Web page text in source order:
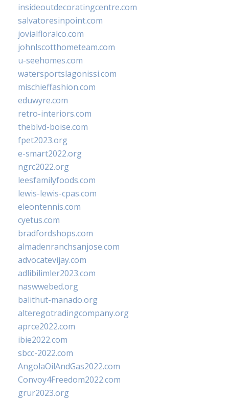
insideoutdecoratingcentre.com
salvatoresinpoint.com
jovialfloralco.com
johnlscotthometeam.com
u-seehomes.com
watersportslagonissi.com
mischieffashion.com
eduwyre.com
retro-interiors.com
theblvd-boise.com
fpet2023.org
e-smart2022.org
ngrc2022.org
leesfamilyfoods.com
lewis-lewis-cpas.com
eleontennis.com
cyetus.com
bradfordshops.com
almadenranchsanjose.com
advocatevijay.com
adlibilimler2023.com
naswwebed.org
balithut-manado.org
alteregotradingcompany.org
aprce2022.com
ibie2022.com
sbcc-2022.com
AngolaOilAndGas2022.com
Convoy4Freedom2022.com
grur2023.org